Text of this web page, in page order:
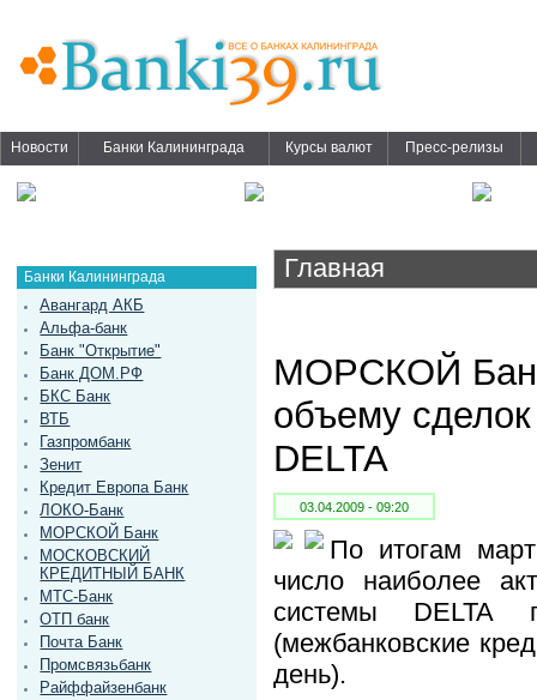
Новости Банки Калининграда Курсы валют Пресс-релизы
Банки Калининграда
Авангард АКБ
Альфа-банк
Банк "Открытие"
Банк ДОМ.РФ
БКС Банк
ВТБ
Газпромбанк
Зенит
Кредит Европа Банк
ЛОКО-Банк
МОРСКОЙ Банк
МОСКОВСКИЙ
КРЕДИТНЫЙ БАНК
МТС-Банк
ОТП банк
Почта Банк
Промсвязьбанк
Райффайзенбанк
Главная
МОРСКОЙ
объему
DELTA
03.04.2009 - 09:20
По итогам
число наиболее
системы DELTA
(межбанковские
день).